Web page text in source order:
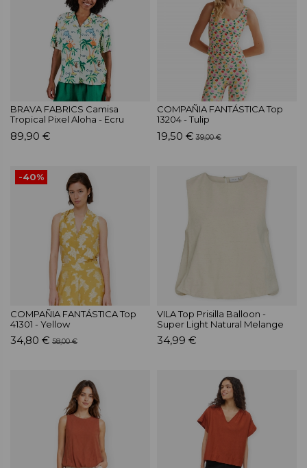
BRAVA FABRICS Camisa
Tropical Pixel Aloha - Ecru
89,90 €
COMPAÑIA FANTÁSTICA Top
13204 - Tulip
19,50 € 39,00 €
-40%
COMPAÑIA FANTÁSTICA Top
41301 - Yellow
34,80 € 58,00 €
VILA Top Prisilla Balloon -
Super Light Natural Melange
34,99 €